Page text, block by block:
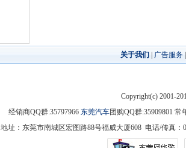
关于我们 广告服务
Copyright(c) 2001-
经销商QQ群:35797966 东莞汽车团购QQ群:35909801
地址：东莞市南城区宏图路88号福威大厦608 电话/传真：